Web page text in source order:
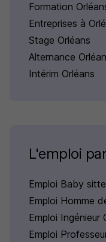
Formation
Entreprises à
Stage Orléans
Alternance
Intérim Orléans
L'emploi
Emploi Baby
Emploi Homme
Emploi Ingénieur
Emploi